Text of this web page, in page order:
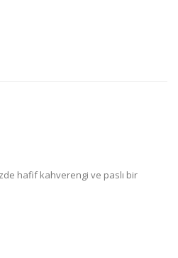
hafif kahverengi ve paslı bir